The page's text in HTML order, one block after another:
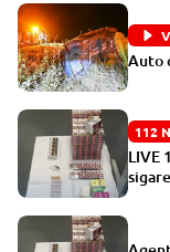
Auto
112
LIVE